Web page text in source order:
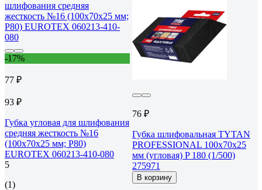
-17%
77 ₽
93 ₽
Губка угловая для шлифования
средняя жесткость №16
(100x70x25 мм; Р80)
EUROTEX 060213-410-080
5
(1)
76 ₽
Губка шлифовальная TYTAN
PROFESSIONAL 100х70х25
мм (угловая) P 180 (1/500)
275971
В корзину